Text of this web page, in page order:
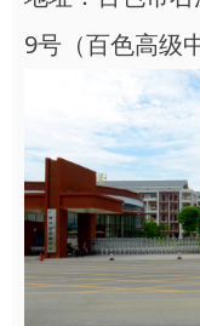
9号（百色高级